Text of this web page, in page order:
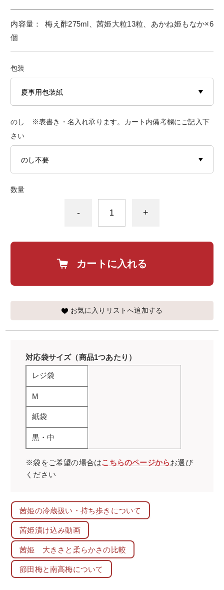
梅え酢275ml、茜姫大粒13粒、あかね姫もなか×6
個
包装
のし ※表書き・名入れ承ります。カート内備考欄にご記入下
さい
数量
- +
カートに入れる
お気に入りリストへ追加する
対応袋サイズ（商品1つあたり）
レジ袋
M
紙袋
黒・中
※袋をご希望の場合はこちらのページからお選び
ください
茜姫の冷蔵扱い・持ち歩きについて
茜姫漬け込み動画
茜姫 大きさと柔らかさの比較
節田梅と南高梅について